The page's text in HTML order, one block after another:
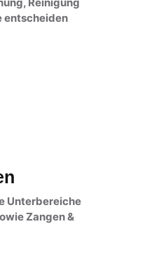
entscheiden
Unterbereiche
Zangen &